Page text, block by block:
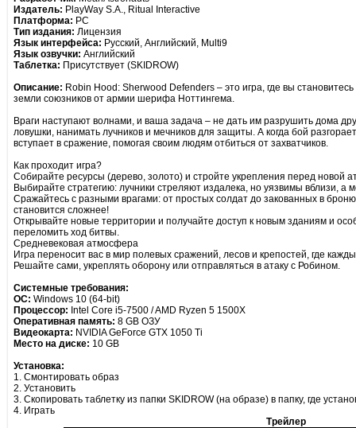
Издатель: PlayWay S.A., Ritual Interactive
Платформа: PC
Тип издания: Лицензия
Язык интерфейса: Русский, Английский, Multi9
Язык озвучки: Английский
Таблетка: Присутствует (SKIDROW)
Описание: Robin Hood: Sherwood Defenders – это игра, где вы
земли союзников от армии шерифа Ноттингема.
Враги наступают волнами, и ваша задача – не дать им разрушить дома
ловушки, нанимать лучников и мечников для защиты. А когда бой
вступает в сражение, помогая своим людям отбиться от захватчиков.
Как проходит игра?
Собирайте ресурсы (дерево, золото) и стройте укрепления перед новой
Выбирайте стратегию: лучники стреляют издалека, но уязвимы вблизи,
Сражайтесь с разными врагами: от простых солдат до закованных в
становится сложнее!
Открывайте новые территории и получайте доступ к новым зданиям и
переломить ход битвы.
Средневековая атмосфера
Игра переносит вас в мир полевых сражений, лесов и крепостей, где
Решайте сами, укреплять оборону или отправляться в атаку с Робином.
Системные требования:
ОС: Windows 10 (64-bit)
Процессор: Intel Core i5-7500 / AMD Ryzen 5 1500X
Оперативная память: 8 GB ОЗУ
Видеокарта: NVIDIA GeForce GTX 1050 Ti
Место на диске: 10 GB
Установка:
1. Смонтировать образ
2. Установить
3. Скопировать таблетку из папки SKIDROW (на образе) в папку, где
4. Играть
Трейлер